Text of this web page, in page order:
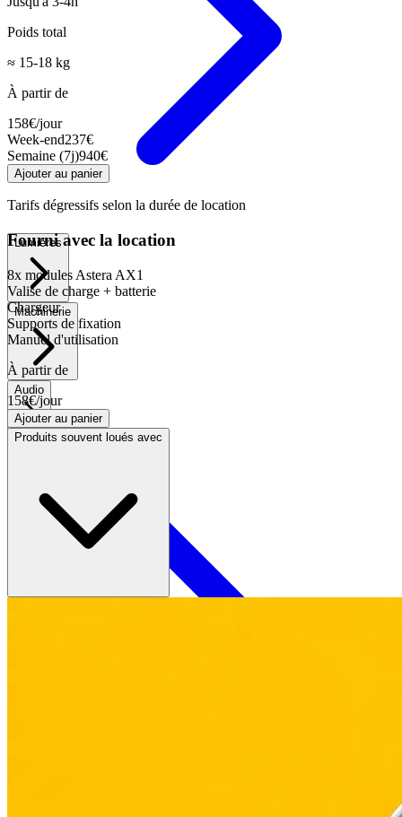
Lumières
Machinerie
Audio
Contact
Poids total
≈ 15-18 kg
À partir de
158€/jour
Week-end237€
Semaine (7j)940€
Ajouter au panier
Tarifs dégressifs selon la durée de location
Fourni avec la location
8x modules Astera AX1
Valise de charge + batterie
Chargeur
Supports de fixation
Manuel d'utilisation
À partir de
158€/jour
Ajouter au panier
Produits souvent loués avec